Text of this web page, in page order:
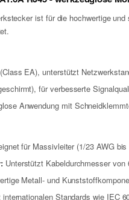
ist für die hochwertige
EA), unterstützt
für verbesserte
Anwendung mit
für Massivleiter (1/23 AWG
Unterstützt Kabeldurchmesser von
Metall- und
Standards wie IEC